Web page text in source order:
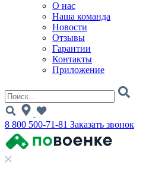
О нас
Наша команда
Новости
Отзывы
Гарантии
Контакты
Приложение
8 800 500-71-81 Заказать звонок